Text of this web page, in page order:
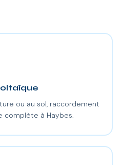
ou au sol, raccordement
complète à Haybes.